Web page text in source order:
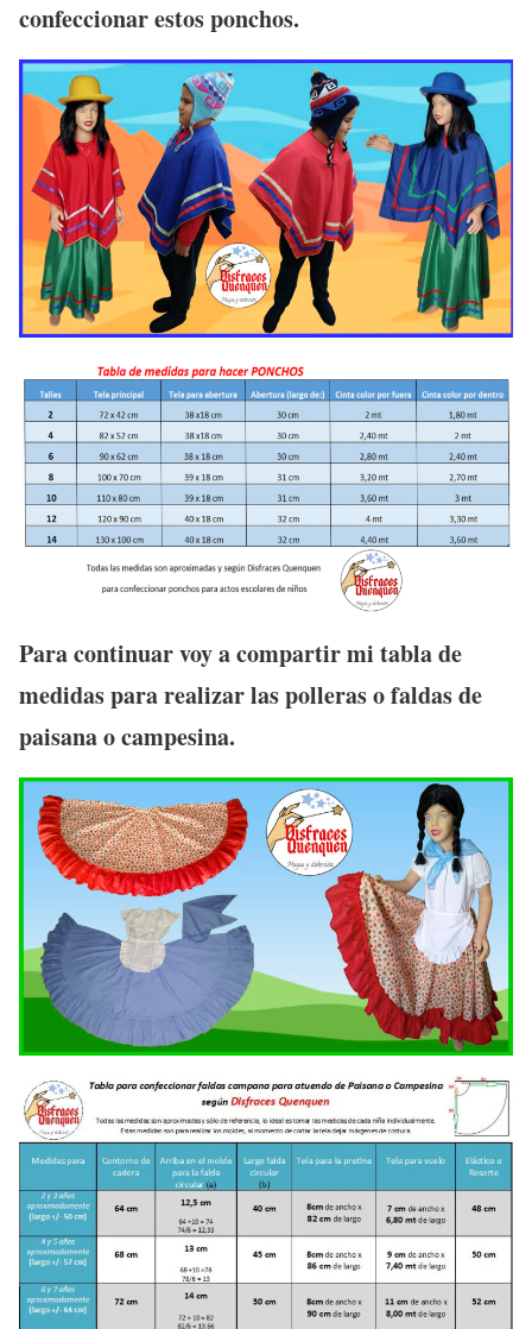
confeccionar estos ponchos.
Para continuar voy a compartir mi tabla de
medidas para realizar las polleras o faldas de
paisana o campesina.